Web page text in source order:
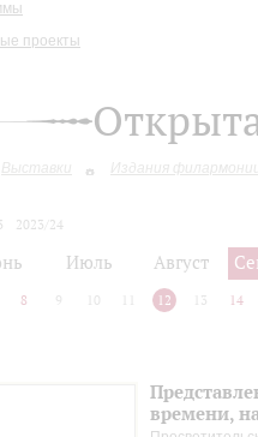
проекты
Выставки Издания
2023/24
Июль Август
8 9 10 12 13 14
времени,